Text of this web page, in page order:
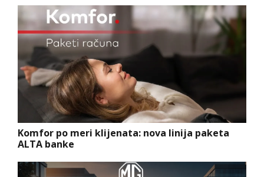
Komfor po meri klijenata: nova linija paketa
ALTA banke